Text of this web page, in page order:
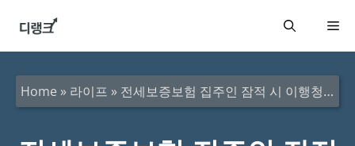
메
Home » 라이프 » 전세보증보험 집주인 잠적 시 이행청구 절차는